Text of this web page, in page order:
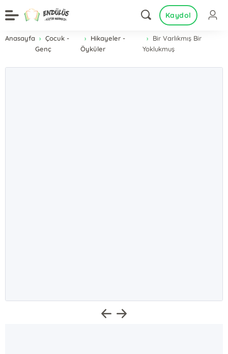
Kaydol
Anasayfa
Çocuk -
Genç
Hikayeler -
Öyküler
Bir Varlıkmış Bir
Yoklukmuş